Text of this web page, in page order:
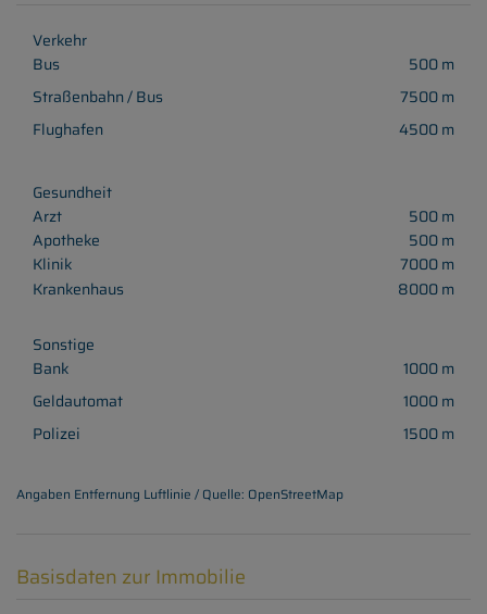
Verkehr
Bus
500 m
Straßenbahn / Bus
7500 m
Flughafen
4500 m
Gesundheit
Arzt
500 m
Apotheke
500 m
Klinik
7000 m
Krankenhaus
8000 m
Sonstige
Bank
1000 m
Geldautomat
1000 m
Polizei
1500 m
Angaben Entfernung Luftlinie / Quelle: OpenStreetMap
Basisdaten zur Immobilie